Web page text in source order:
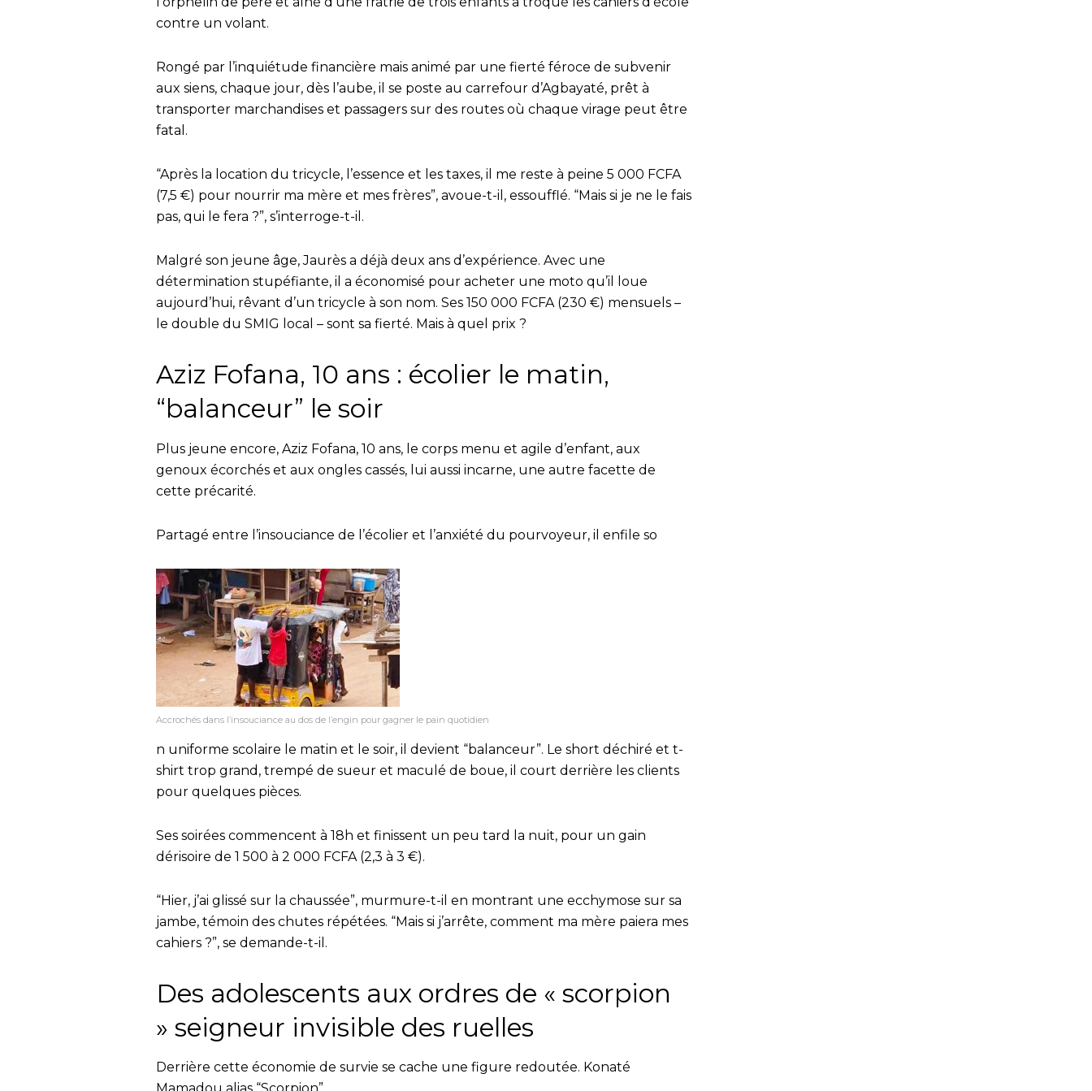
contre un volant.
Rongé par l’inquiétude financière mais animé par une fierté féroce de subvenir
aux siens, chaque jour, dès l’aube, il se poste au carrefour d’Agbayaté, prêt à
transporter marchandises et passagers sur des routes où chaque virage peut être
fatal.
“Après la location du tricycle, l’essence et les taxes, il me reste à peine 5 000 FCFA
(7,5 €) pour nourrir ma mère et mes frères”, avoue-t-il, essoufflé. “Mais si je ne le fais
pas, qui le fera ?”, s’interroge-t-il.
Malgré son jeune âge, Jaurès a déjà deux ans d’expérience. Avec une
détermination stupéfiante, il a économisé pour acheter une moto qu’il loue
aujourd’hui, rêvant d’un tricycle à son nom. Ses 150 000 FCFA (230 €) mensuels –
le double du SMIG local – sont sa fierté. Mais à quel prix ?
Aziz Fofana, 10 ans : écolier le matin,
“balanceur” le soir
Plus jeune encore, Aziz Fofana, 10 ans, le corps menu et agile d’enfant, aux
genoux écorchés et aux ongles cassés, lui aussi incarne, une autre facette de
cette précarité.
Partagé entre l’insouciance de l’écolier et l’anxiété du pourvoyeur, il enfile so
Accrochés dans l’insouciance au dos de l’engin pour gagner le pain quotidien
n uniforme scolaire le matin et le soir, il devient “balanceur”. Le short déchiré et t-
shirt trop grand, trempé de sueur et maculé de boue, il court derrière les clients
pour quelques pièces.
Ses soirées commencent à 18h et finissent un peu tard la nuit, pour un gain
dérisoire de 1 500 à 2 000 FCFA (2,3 à 3 €).
“Hier, j’ai glissé sur la chaussée”, murmure-t-il en montrant une ecchymose sur sa
jambe, témoin des chutes répétées. “Mais si j’arrête, comment ma mère paiera mes
cahiers ?”, se demande-t-il.
Des adolescents aux ordres de « scorpion
» seigneur invisible des ruelles
Derrière cette économie de survie se cache une figure redoutée. Konaté